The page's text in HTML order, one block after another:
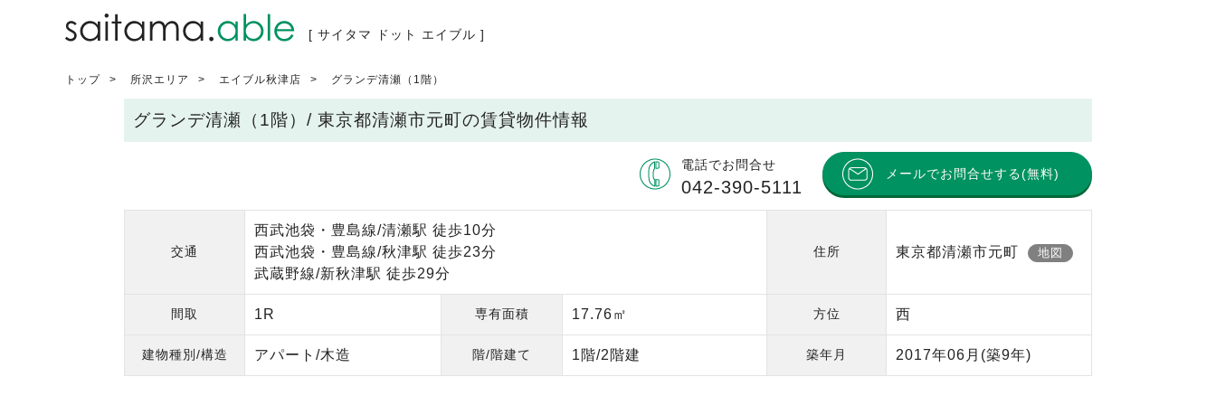
[ サイタマ ドット エイブル ]
トップ 所沢エリア エイブル秋津店 グランデ清瀬（1階）
グランデ清瀬（1階）/ 東京都清瀬市元町の賃貸物件情報
電話でお問合せ
042-390-5111
メールでお問合せする(無料)
交通
西武池袋・豊島線/清瀬駅 徒歩10分
西武池袋・豊島線/秋津駅 徒歩23分
武蔵野線/新秋津駅 徒歩29分
住所 東京都清瀬市元町 地図
間取 1R 専有面積 17.76㎡ 方位 西
建物種別/構造 アパート/木造 階/階建て 1階/2階建 築年月 2017年06月 (築9年)